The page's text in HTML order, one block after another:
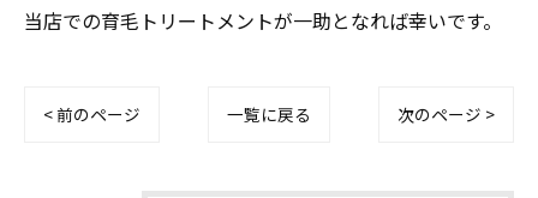
当店での育毛トリートメントが一助となれば幸いです。
< 前のページ 一覧に戻る 次のページ >